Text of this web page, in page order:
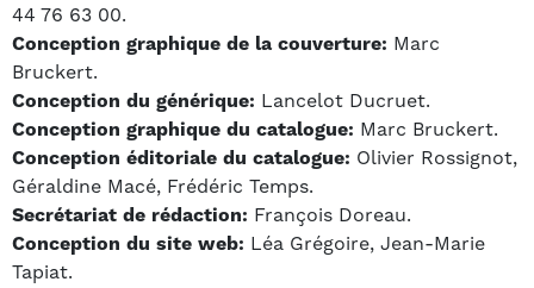
44 76 63 00.
Conception graphique de la couverture: Marc
Bruckert.
Conception du générique: Lancelot Ducruet.
Conception graphique du catalogue: Marc Bruckert.
Conception éditoriale du catalogue: Olivier Rossignot,
Géraldine Macé, Frédéric Temps.
Secrétariat de rédaction: François Doreau.
Conception du site web: Léa Grégoire, Jean-Marie
Tapiat.